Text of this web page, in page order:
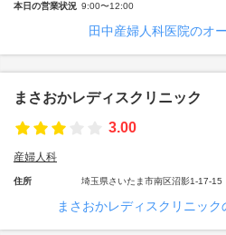
本日の営業状況 9:00〜12:00
田中産婦人科医院のオ
まさおかレディスクリニック
3.00
産婦人科
住所 埼玉県さいたま市南区沼影1-17-15
まさおかレディスクリニッ